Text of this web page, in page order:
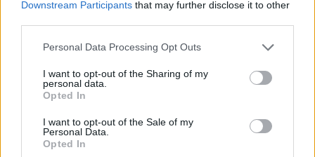
Downstream Participants that may further disclose it to other
Personal Data Processing Opt Outs
I want to opt-out of the Sharing of my
personal data.
Opted In
I want to opt-out of the Sale of my
Personal Data.
Opted In
Publicidad